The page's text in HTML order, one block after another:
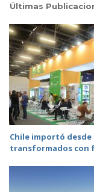
Últimas
Chile importó desde
transformados con